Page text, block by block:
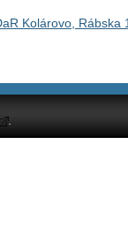
Kolárovo, Rábska